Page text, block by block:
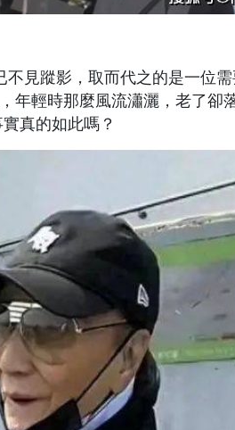
見蹤影，取而代之的是一位
年輕時那麼風流瀟灑，老了卻
真的如此嗎？